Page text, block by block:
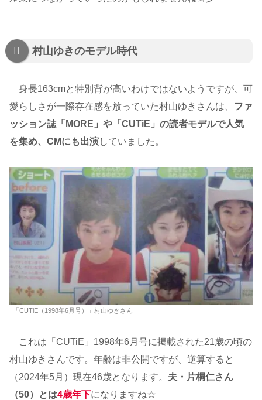
村山ゆきのモデル時代
身長163cmと特別背が高いわけではないようですが、可
愛らしさが一際存在感を放っていた村山ゆきさんは、 ファ
ッション誌「MORE」や「CUTiE」の読者モデルで人気
を集め、CMにも出演していました。
「CUTiE（1998年6月号）」村山ゆきさん
これは「CUTiE」1998年6月号に掲載された21歳の頃の
村山ゆきさんです。年齢は非公開ですが、逆算すると
（2024年5月）現在46歳となります。 夫・片桐仁さん
（50）とは4歳年下になりますね☆